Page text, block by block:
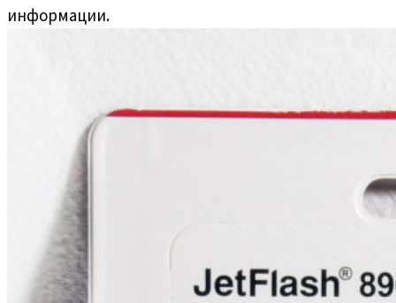
информации.